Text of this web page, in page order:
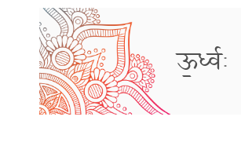
ऊ॒र्ध्वः